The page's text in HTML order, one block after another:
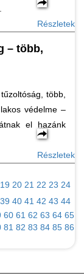
Részletek
– több,
több,
védelme –
el hazánk
Részletek
19 20 21 22 23 24
39 40 41 42 43 44
60 61 62 63 64 65
81 82 83 84 85 86